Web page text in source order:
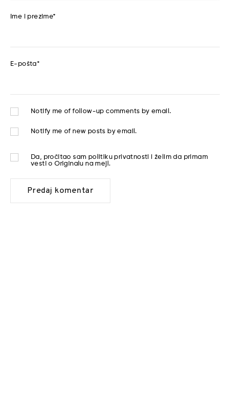
Ime i prezime*
E-pošta*
Notify me of follow-up comments by email.
Notify me of new posts by email.
Da, pročitao sam politiku privatnosti
i želim da primam
vesti o Originalu na mejl.